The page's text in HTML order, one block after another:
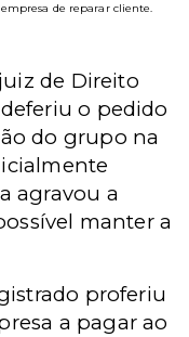
de reparar cliente.
de Direito
o pedido
do grupo na
agravou a
manter a
proferiu
a pagar ao